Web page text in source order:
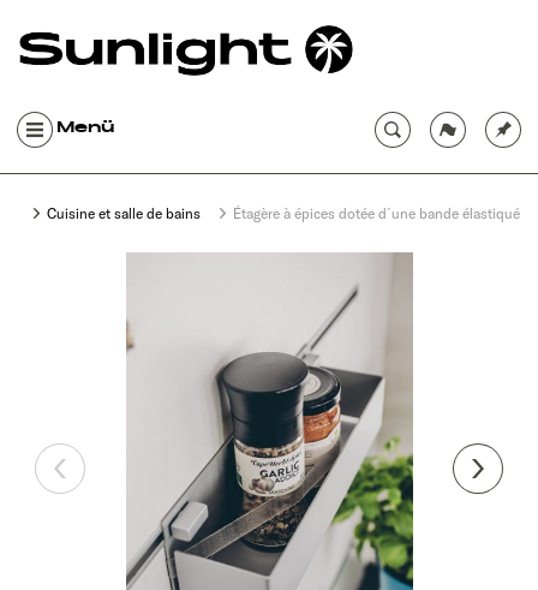
Menü
Cuisine et salle de bains Étagère à épices dotée d´une bande élastiquée